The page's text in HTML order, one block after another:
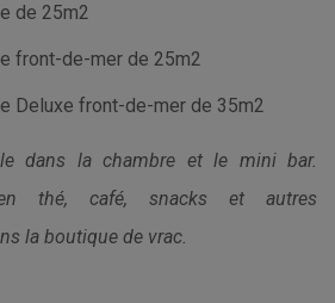
de 25m2
front-de-mer de 25m2
Deluxe front-de-mer de 35m2
dans la chambre et le mini bar.
en thé, café, snacks et autres
la boutique de vrac.